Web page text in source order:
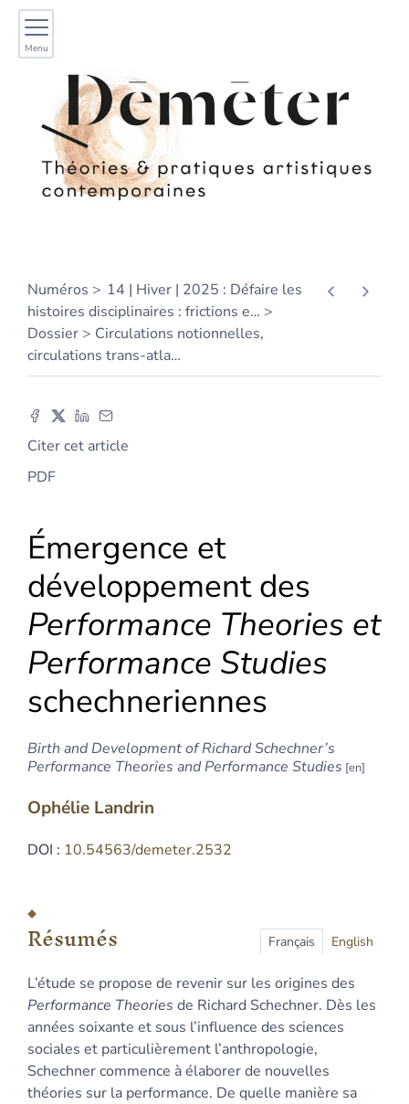
Menu
Numéros
14 | Hiver | 2025 : Défaire les
histoires disciplinaires : frictions e…
Dossier
Circulations notionnelles,
circulations trans-atla…
Citer cet article
PDF
Émergence et
développement des
Performance Theories et
Performance Studies
schechneriennes
Birth and Development of Richard Schechner’s
Performance Theories and Performance Studies
Ophélie Landrin
DOI : 10.54563/demeter.2532
Index
Plan
Bibliographie
Notes
Illustrations
Citer cet article
Auteur
Résumés Français English
L’étude se propose de revenir sur les origines des
Performance Theories de Richard Schechner. Dès les
années soixante et sous l’influence des sciences
sociales et particulièrement l’anthropologie,
Schechner commence à élaborer de nouvelles
théories sur la performance. De quelle manière sa